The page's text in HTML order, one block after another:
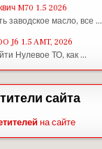
M70 1.5 2026
заводское масло, все …
J6 1.5 AMT, 2026
Нулевое ТО, как …
сайта
на сайте